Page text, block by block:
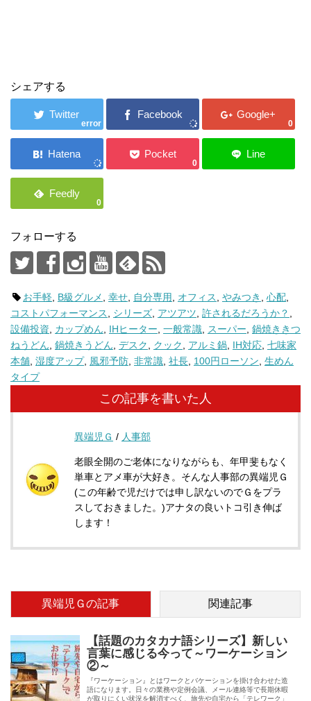
シェアする
error 0
0
0
フォローする
お手軽, B級グルメ, 幸せ, 自分専用, オフィス, やみつき , 心配,
コストパフォーマンス, シリーズ, アツアツ, 許されるだろうか？ ,
設備投資, カップめん, IHヒーター, 一般常識, スーパー, 鍋焼ききつ
ねうどん, 鍋焼きうどん, デスク, クック, アルミ鍋, IH対応, 七味家
本舗, 湿度アップ, 風邪予防, 非常識, 社長, 100円ローソン, 生めん
タイプ
この記事を書いた人
異端児Ｇ / 人事部
老眼全開のご老体になりながらも、年甲斐もなく
単車とアメ車が大好き。そんな人事部の異端児Ｇ
(この年齢で児だけでは申し訳ないのでＧをプラ
スしておきました。)アナタの良いトコ引き伸ば
します！
異端児Ｇの記事 関連記事
【話題のカタカナ語シリーズ】新しい
言葉に感じる今って～ワーケーション
②～
『ワーケーション』とはワークとバケーションを掛け合わせた造
語になります。日々の業務や定例会議、メール連絡等で長期休暇
が取りにくい状況を解消すべく、旅先や自宅から「テレワーク」